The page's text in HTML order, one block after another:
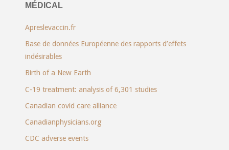
MÉDICAL
Apreslevaccin.fr
Base de données Européenne des rapports d’effets
indésirables
Birth of a New Earth
C-19 treatment: analysis of 6,301 studies
Canadian covid care alliance
Canadianphysicians.org
CDC adverse events